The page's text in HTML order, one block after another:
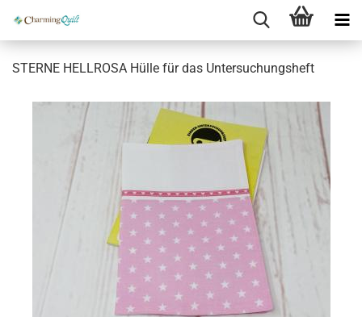
STERNE HELLROSA Hülle für das Untersuchungsheft